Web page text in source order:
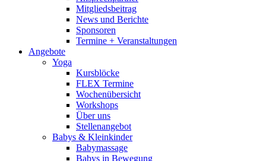
Mitgliedsbeitrag
News und Berichte
Sponsoren
Termine + Veranstaltungen
Angebote
Yoga
Kursblöcke
FLEX Termine
Wochenübersicht
Workshops
Über uns
Stellenangebot
Babys & Kleinkinder
Babymassage
Babys in Bewegung